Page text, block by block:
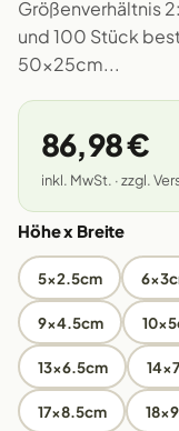
Größenverhältnis
und 100 Stück
50x25cm...
86,98 €
inkl. MwSt. · zzgl.
Höhe x Breite
5x2.5cm
9x4.5cm
13x6.5cm
17x8.5cm